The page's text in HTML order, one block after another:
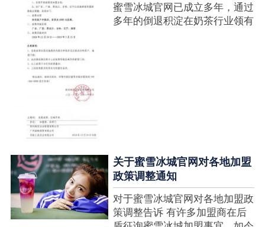
蜜雪冰城官网已成立多年，通过
多年的倒退积淀在奶茶行业领有
关于蜜雪冰城官网对各地加盟
政策调整通知
对于蜜雪冰城官网对各地加盟政
策调整告诉 有许多加盟商在后